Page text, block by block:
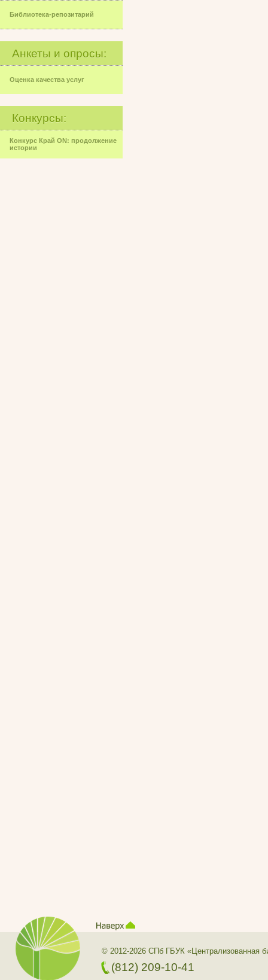
Библиотека-репозитарий
Анкеты и опросы:
Оценка качества услуг
Конкурсы:
Конкурс Край ON: продолжение
истории
© 2012-2026 СПб ГБУК «Централизованная
(812) 209-10-41